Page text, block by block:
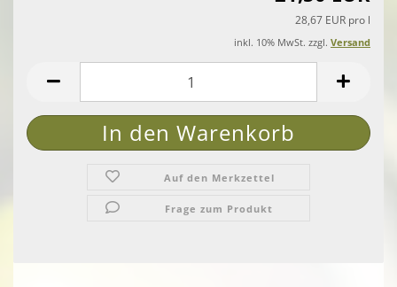
28,67 EUR pro l
inkl. 10% MwSt. zzgl. Versand
Auf den Merkzettel
Frage zum Produkt